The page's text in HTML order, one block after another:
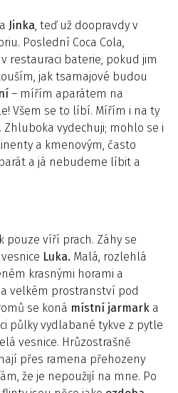
Jinka, teď už doopravdy v
Poslední Coca Cola,
restauraci baterie, pokud jim
jak tsamajové budou
– mířím aparátem na
Všem se to líbí. Mířím i na ty
vydechuji; mohlo se i
a kmenovým, často
a já nebudeme líbit a
pouze víří prach. Záhy se
Luka. Malá, rozlehlá
krasnými horami a
velkém prostranství pod
se koná místní jarmark a
půlky vydlabané tykve z pytle
vesnice. Hrůzostrašně
přes ramena přehozeny
že je nepoužijí na mne. Po